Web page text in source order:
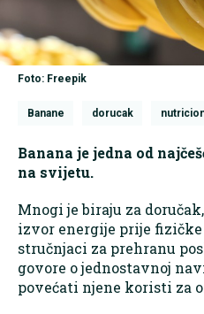
Foto: Freepik
Banane dorucak
Banana je jedna od
na svijetu.
Mnogi je biraju za
izvor energije prije
stručnjaci za prehranu
govore o jednostavnoj
povećati njene koristi za